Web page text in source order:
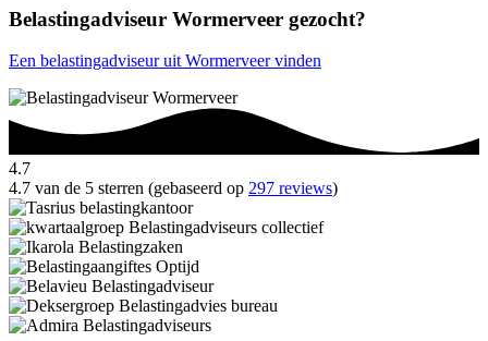
Belastingadviseur Wormerveer gezocht?
Een belastingadviseur uit Wormerveer vinden
4.7
4.7 van de 5 sterren (gebaseerd op 297 reviews)